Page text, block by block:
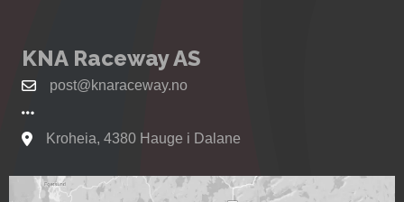
KNA Raceway AS
post@knaraceway.no
Se kart til Motorcenter Norway i Sokndal
Kroheia, 4380 Hauge i Dalane